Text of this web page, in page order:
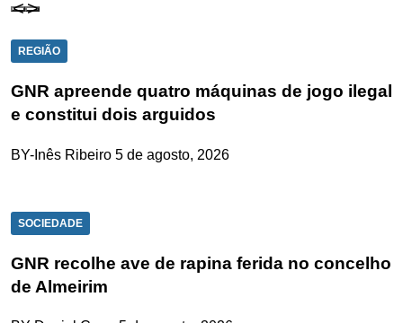
REGIÃO
GNR apreende quatro máquinas de jogo ilegal
e constitui dois arguidos
BY-Inês Ribeiro 5 de agosto, 2026
SOCIEDADE
GNR recolhe ave de rapina ferida no concelho
de Almeirim